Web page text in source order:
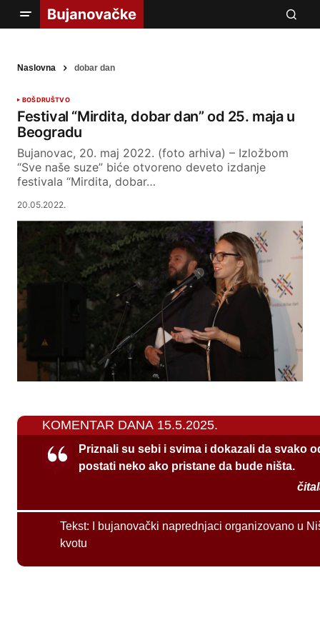
Naslovna dobar dan
BOŠDRUŠTVO
Festival “Mirdita, dobar dan” od 25. maja u
Beogradu
Bujanovac, 20. maj 2022. (foto arhiva) – Izložbom
“Sve naše suze” biće otvoreno deveto izdanje
festivala “Mirdita, dobar…
20.05.2022.
KOMENTAR DANA 15.5.2025.
Priznali su sebi i svima i dokazali da svako
postati neko ako pristane da bude ništa.
Tekst:
I bujanovački naprednjaci organizovano u
kvotu